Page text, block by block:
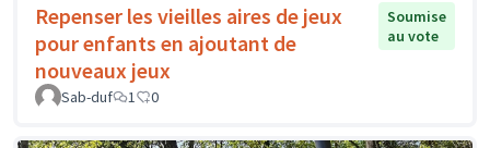
Repenser les vieilles aires de jeux
pour enfants en ajoutant de
nouveaux jeux
Soumise
au vote
Sab-duf 1 0